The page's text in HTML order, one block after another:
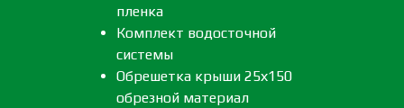
пленка
Комплект водосточной
системы
Обрешетка крыши 25х150
обрезной материал